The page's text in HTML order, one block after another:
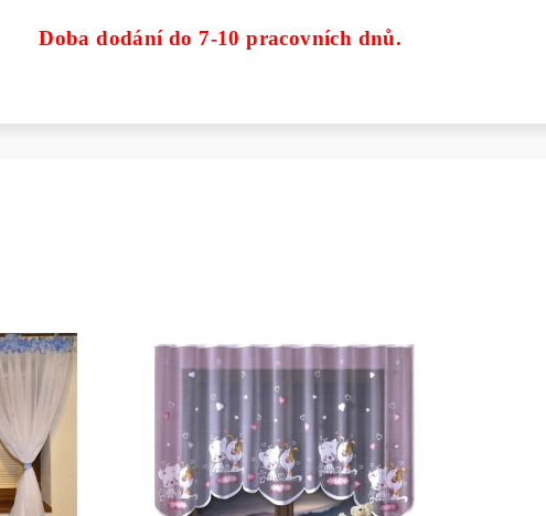
Doba dodání do 7-10 pracovních dnů.